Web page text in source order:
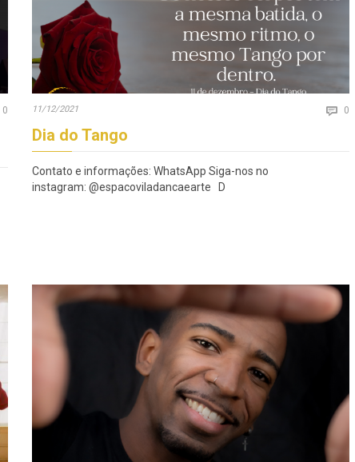
0Comments11/12/2021  0
Dia do Tango
Contato e informações: WhatsApp Siga-nos no
instagram: @espacoviladancaearte D